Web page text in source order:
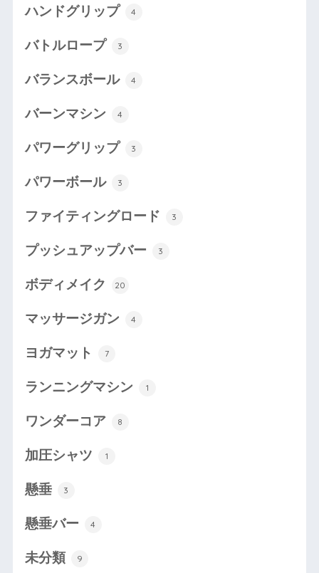
ハンドグリップ 4
バトルロープ 3
バランスボール 4
バーンマシン 4
パワーグリップ 3
パワーボール 3
ファイティングロード 3
プッシュアップバー 3
ボディメイク 20
マッサージガン 4
ヨガマット 7
ランニングマシン 1
ワンダーコア 8
加圧シャツ 1
懸垂 3
懸垂バー 4
未分類 9